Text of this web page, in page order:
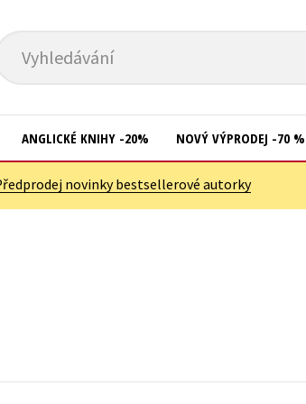
Vyhledávání
ANGLICKÉ KNIHY -20% NOVÝ VÝPRODEJ -70 %
novinky bestsellerové autorky